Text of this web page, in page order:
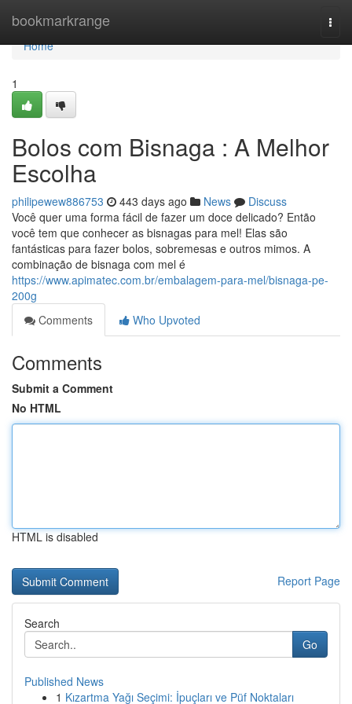
bookmarkrange
Home
Home
1
Bolos com Bisnaga : A Melhor
Escolha
philipewew886753 443 days ago News
Discuss
Você quer uma forma fácil de fazer um doce delicado? Então
você tem que conhecer as bisnagas para mel! Elas são
fantásticas para fazer bolos, sobremesas e outros mimos. A
combinação de bisnaga com mel é
https://www.apimatec.com.br/embalagem-para-mel/bisnaga-pe-
200g
Comments
Who Upvoted
Comments
Submit a Comment
No HTML
HTML is disabled
Report Page
Search
Go
Published News
1 Kızartma Yağı Seçimi: İpuçları ve Püf Noktaları